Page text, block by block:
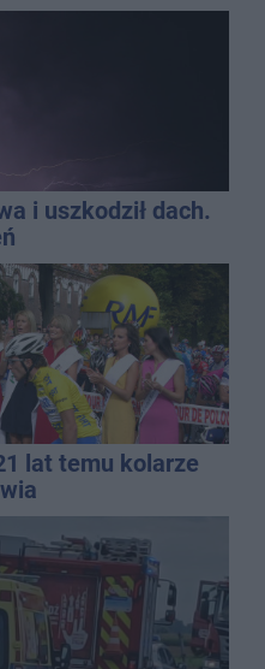
i uszkodził dach.
lat temu kolarze